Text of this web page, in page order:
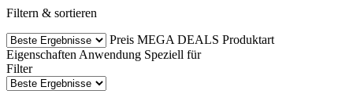
Filtern & sortieren
Preis MEGA DEALS Produktart
Eigenschaften Anwendung Speziell für
Filter